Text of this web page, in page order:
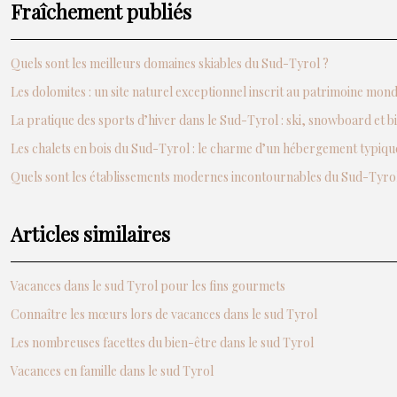
Fraîchement publiés
Quels sont les meilleurs domaines skiables du Sud-Tyrol ?
Les dolomites : un site naturel exceptionnel inscrit au patrimoine
La pratique des sports d’hiver dans le Sud-Tyrol : ski, snowboard et
Les chalets en bois du Sud-Tyrol : le charme d’un hébergement
Quels sont les établissements modernes incontournables du Sud-
Articles similaires
Vacances dans le sud Tyrol pour les fins gourmets
Connaître les mœurs lors de vacances dans le sud Tyrol
Les nombreuses facettes du bien-être dans le sud Tyrol
Vacances en famille dans le sud Tyrol